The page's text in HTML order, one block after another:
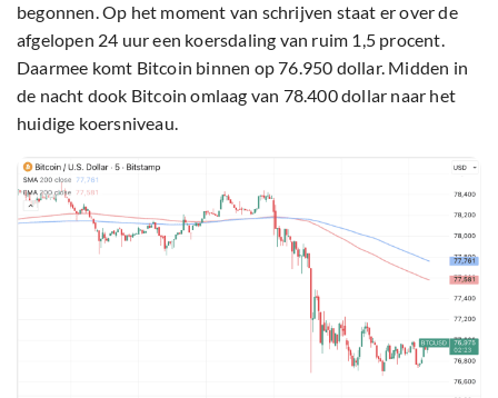
begonnen. Op het moment van schrijven staat er over de
afgelopen 24 uur een koersdaling van ruim 1,5 procent.
Daarmee komt Bitcoin binnen op 76.950 dollar. Midden in
de nacht dook Bitcoin omlaag van 78.400 dollar naar het
huidige koersniveau.